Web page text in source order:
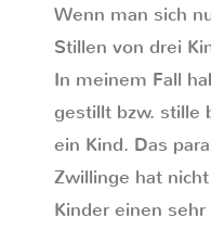
Wenn man sich
Stillen von drei
In meinem Fall
gestillt bzw. stille
ein Kind. Das
Zwillinge hat
Kinder einen